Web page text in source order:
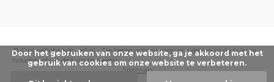
© OnlineSchrikdraad.nl - De beste oplossingen om dieren in de tuin te
houden of uit de tuin te weren.
Sitemap
Door het gebruiken van onze website, ga je akkoord met het
gebruik van cookies om onze website te verbeteren.